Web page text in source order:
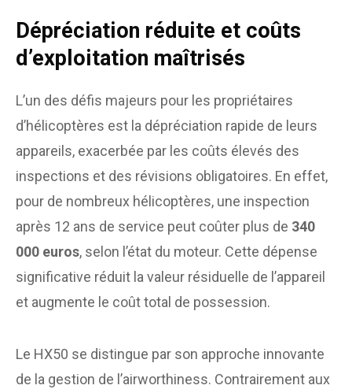
Dépréciation réduite et coûts
d’exploitation maîtrisés
L’un des défis majeurs pour les propriétaires
d’hélicoptères est la dépréciation rapide de leurs
appareils, exacerbée par les coûts élevés des
inspections et des révisions obligatoires. En effet,
pour de nombreux hélicoptères, une inspection
après 12 ans de service peut coûter plus de 340
000 euros, selon l’état du moteur. Cette dépense
significative réduit la valeur résiduelle de l’appareil
et augmente le coût total de possession.
Le HX50 se distingue par son approche innovante
de la gestion de l’airworthiness. Contrairement aux